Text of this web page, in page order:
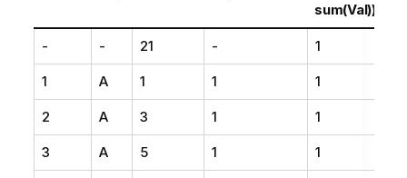
sum(Val))
- - 21 - 1
1 A 1 1 1
2 A 3 1 1
3 A 5 1 1